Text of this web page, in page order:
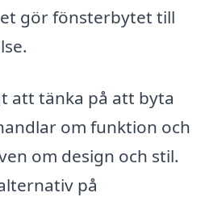
gör fönsterbytet till
att tänka på att byta
om funktion och
om design och stil.
på